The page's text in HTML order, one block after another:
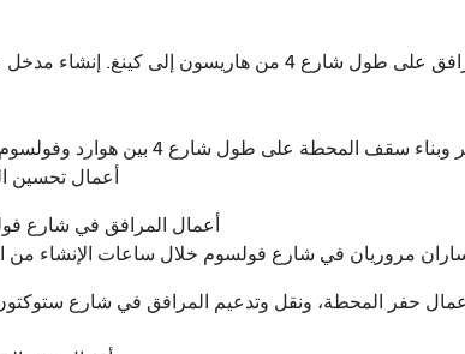
أعمال مرافق على طول شارع 4 من هاريسون إلى كينغ. إنشاء
أعمال حفر وبناء سقف المحطة على طول شارع 4 بين هوارد
أعمال تحسين
أعمال المرافق في شارع
مروريان في شارع فولسوم خلال ساعات الإنشاء من الساعة 9 مساءً
حفر المحطة، ونقل وتدعيم المرافق في شارع